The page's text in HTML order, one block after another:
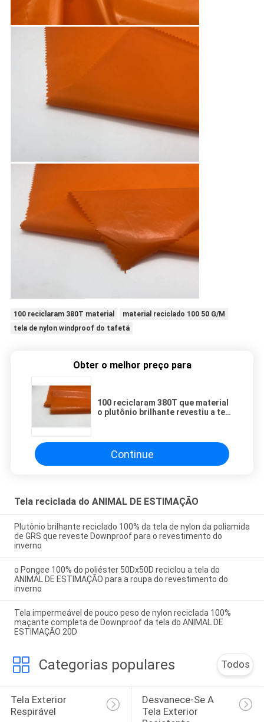
100 reciclaram 380T material
material reciclado 100 50 G/M
tela de nylon windproof do tafetá
Obter o melhor preço para
100 reciclaram 380T que material
o plutônio brilhante revestiu a tela
Continue
Tela reciclada do ANIMAL DE ESTIMAÇÃO
Plutônio brilhante reciclado 100% da tela de nylon da poliamida
de GRS que reveste Downproof para o revestimento do
inverno
o Pongee 100% do poliéster 50Dx50D reciclou a tela do
ANIMAL DE ESTIMAÇÃO para a roupa do revestimento do
inverno
Tela impermeável de pouco peso de nylon reciclada 100%
maçante completa de Downproof da tela do ANIMAL DE
ESTIMAÇÃO 20D
Categorias populares Todos
Tela Exterior
Respirável
Desvanece-Se A
Tela Exterior